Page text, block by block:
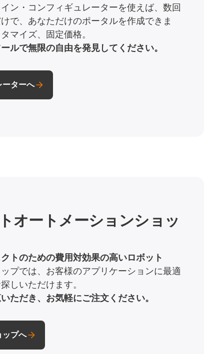
ン・コンフィギュレーターを使えば、数回
で、あなただけのポータルを作成できま
マイズ、固定価格。
ルで無限の自由を発見してください。
ーターへ
オートメーションショッ
トのための費用対効果の高いロボット
プでは、お客様のアプリケーションに最適
しいただけます。
ただき、お気軽にご注文ください。
ップへ